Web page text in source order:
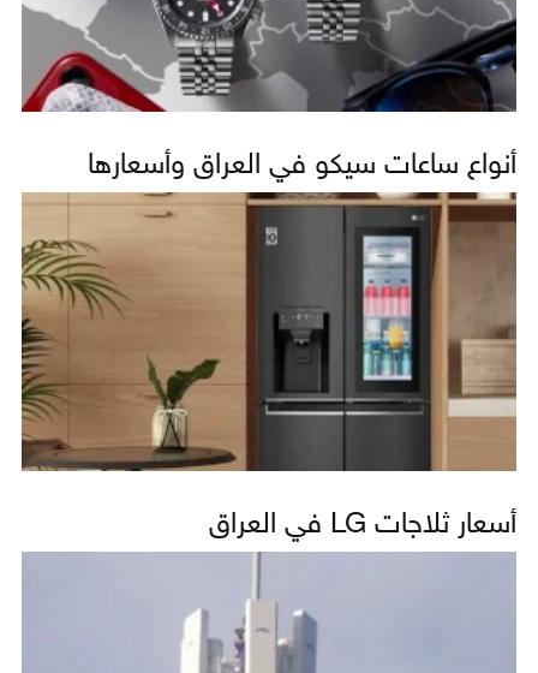
أنواع ساعات سيكو في العراق وأسعارها
أسعار ثلاجات LG في العراق